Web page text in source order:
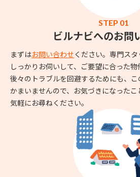
STEP 01
ビルナビへのお問
まずはお問い合わせ ください。専門ス
しっかりお伺いして、ご要望に合った物
後々のトラブルを回避するためにも、
かまいませんので、お気づきになった
気軽にお尋ねください。